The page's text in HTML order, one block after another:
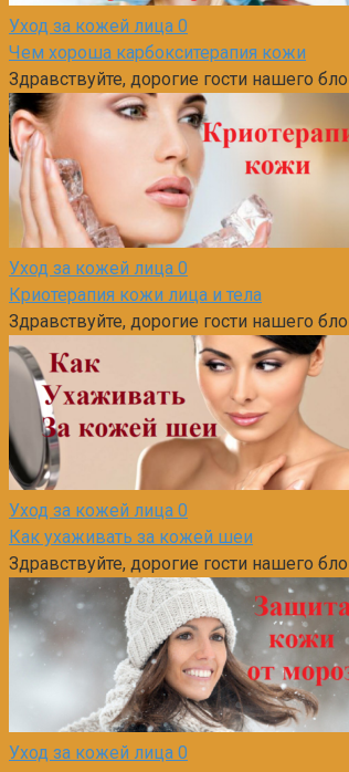
Уход за кожей лица 0
Чем хороша карбокситерапия кожи
Здравствуйте, дорогие гости нашего
Уход за кожей лица 0
Криотерапия кожи лица и тела
Здравствуйте, дорогие гости нашего
Уход за кожей лица 0
Как ухаживать за кожей шеи
Здравствуйте, дорогие гости нашего
Уход за кожей лица 0